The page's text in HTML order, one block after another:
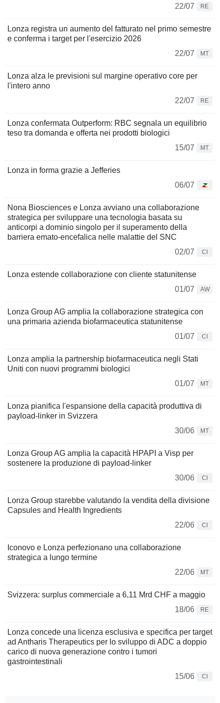
22/07
RE
Lonza registra un aumento del fatturato nel primo semestre
e conferma i target per l'esercizio 2026
22/07
MT
Lonza alza le previsioni sul margine operativo core per
l'intero anno
22/07
RE
Lonza confermata Outperform: RBC segnala un equilibrio
teso tra domanda e offerta nei prodotti biologici
15/07
MT
Lonza in forma grazie a Jefferies
06/07
Nona Biosciences e Lonza avviano una collaborazione
strategica per sviluppare una tecnologia basata su
anticorpi a dominio singolo per il superamento della
barriera emato-encefalica nelle malattie del SNC
02/07
CI
Lonza estende collaborazione con cliente statunitense
01/07
AW
Lonza Group AG amplia la collaborazione strategica con
una primaria azienda biofarmaceutica statunitense
01/07
CI
Lonza amplia la partnership biofarmaceutica negli Stati
Uniti con nuovi programmi biologici
01/07
MT
Lonza pianifica l'espansione della capacità produttiva di
payload-linker in Svizzera
30/06
MT
Lonza Group AG amplia la capacità HPAPI a Visp per
sostenere la produzione di payload-linker
30/06
CI
Lonza Group starebbe valutando la vendita della divisione
Capsules and Health Ingredients
22/06
CI
Iconovo e Lonza perfezionano una collaborazione
strategica a lungo termine
22/06
MT
Svizzera: surplus commerciale a 6,11 Mrd CHF a maggio
18/06
RE
Lonza concede una licenza esclusiva e specifica per target
ad Antharis Therapeutics per lo sviluppo di ADC a doppio
carico di nuova generazione contro i tumori
gastrointestinali
15/06
CI